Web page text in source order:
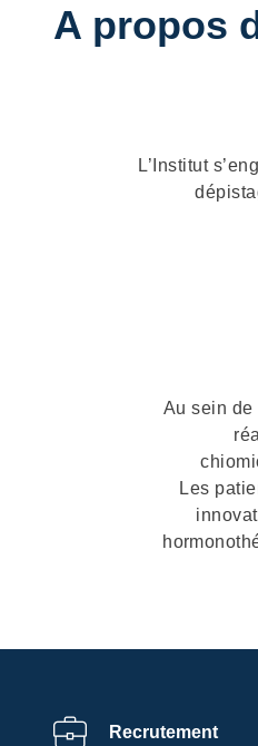
A propos
L’Institut
Au sein de
Les
Recrutement